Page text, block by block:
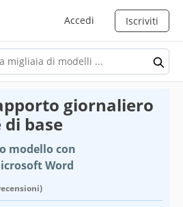
Accedi Iscriviti
giornaliero
base
modello con
Word